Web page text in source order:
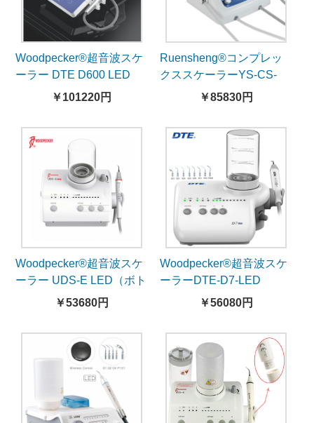
Woodpecker®超音波スケ
ーラー DTE D600 LED
￥101220円
Ruensheng®コンプレッ
クススケーラーYS-CS-
A(5)エアフロー機能付き
￥85830円
Woodpecker®超音波スケ
ーラー UDS-E LED（ボト
ル付き）￥53680円
Woodpecker®超音波スケ
ーラーDTE-D7-LED
￥56080円